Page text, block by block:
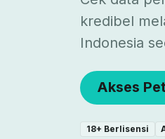
kredibel
Indonesia
Akses
18+ Berlisensi